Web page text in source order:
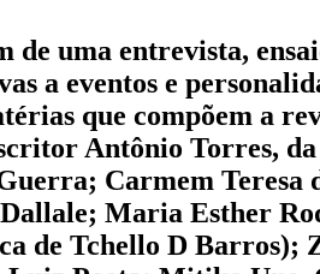
de uma entrevista,
a eventos e
que compõem a
Antônio Torres,
Carmem
Maria Esther
de Tchello D